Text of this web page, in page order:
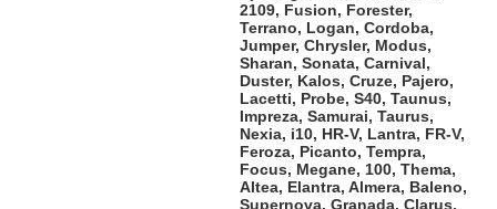
2109, Fusion, Forester,
Terrano, Logan, Cordoba,
Jumper, Chrysler, Modus,
Sharan, Sonata, Carnival,
Duster, Kalos, Cruze, Pajero,
Lacetti, Probe, S40, Taunus,
Impreza, Samurai, Taurus,
Nexia, i10, HR-V, Lantra, FR-V,
Feroza, Picanto, Tempra,
Focus, Megane, 100, Thema,
Altea, Elantra, Almera, Baleno,
Supernova, Granada, Clarus,